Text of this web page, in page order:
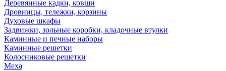
Деревянные кадки, ковши
Дровницы, тележки, корзины
Духовые шкафы
Задвижки, зольные коробки, кладочные втулки
Каминные и печные наборы
Каминные решетки
Колосниковые решетки
Меха